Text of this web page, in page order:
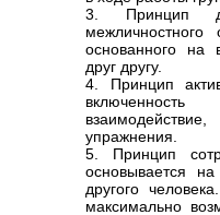
3. Принцип
основанного на
друг другу.
4. Принцип
упражнения.
5. Принцип
основывается
другого
максимально